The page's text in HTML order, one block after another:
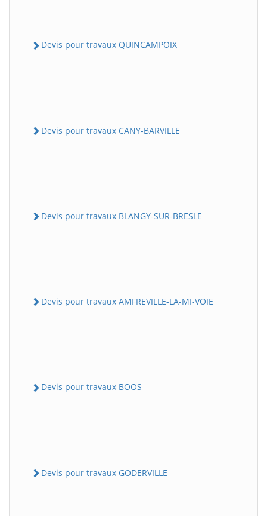
Devis pour travaux QUINCAMPOIX
Devis pour travaux CANY-BARVILLE
Devis pour travaux BLANGY-SUR-BRESLE
Devis pour travaux AMFREVILLE-LA-MI-VOIE
Devis pour travaux BOOS
Devis pour travaux GODERVILLE